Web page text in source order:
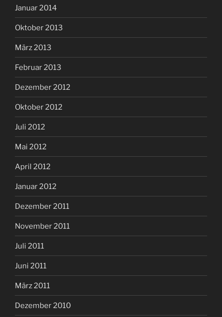
Januar 2014
Oktober 2013
März 2013
Februar 2013
Dezember 2012
Oktober 2012
Juli 2012
Mai 2012
April 2012
Januar 2012
Dezember 2011
November 2011
Juli 2011
Juni 2011
März 2011
Dezember 2010